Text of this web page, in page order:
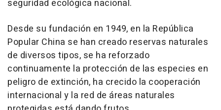
seguridad ecológica nacional.
Desde su fundación en 1949, en la República
Popular China se han creado reservas naturales
de diversos tipos, se ha reforzado
continuamente la protección de las especies en
peligro de extinción, ha crecido la cooperación
internacional y la red de áreas naturales